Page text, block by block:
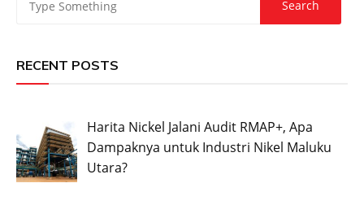
RECENT POSTS
Harita Nickel Jalani Audit RMAP+, Apa
Dampaknya untuk Industri Nikel Maluku
Utara?